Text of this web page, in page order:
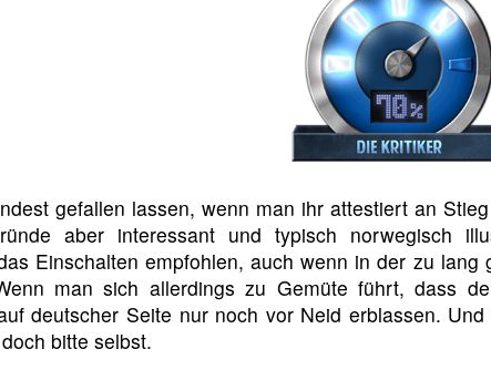
gefallen lassen, wenn man ihr attestiert an
aber interessant und typisch norwegisch
Einschalten empfohlen, auch wenn in der zu
man sich allerdings zu Gemüte führt, dass
deutscher Seite nur noch vor Neid erblassen.
bitte selbst.